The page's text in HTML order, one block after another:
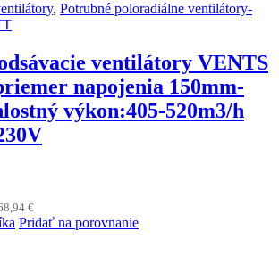
, Potrubné poloradiálne ventilátory-
ventilátory VENTS
napojenia 150mm-
výkon:405-520m3/h
€
Pridať na porovnanie